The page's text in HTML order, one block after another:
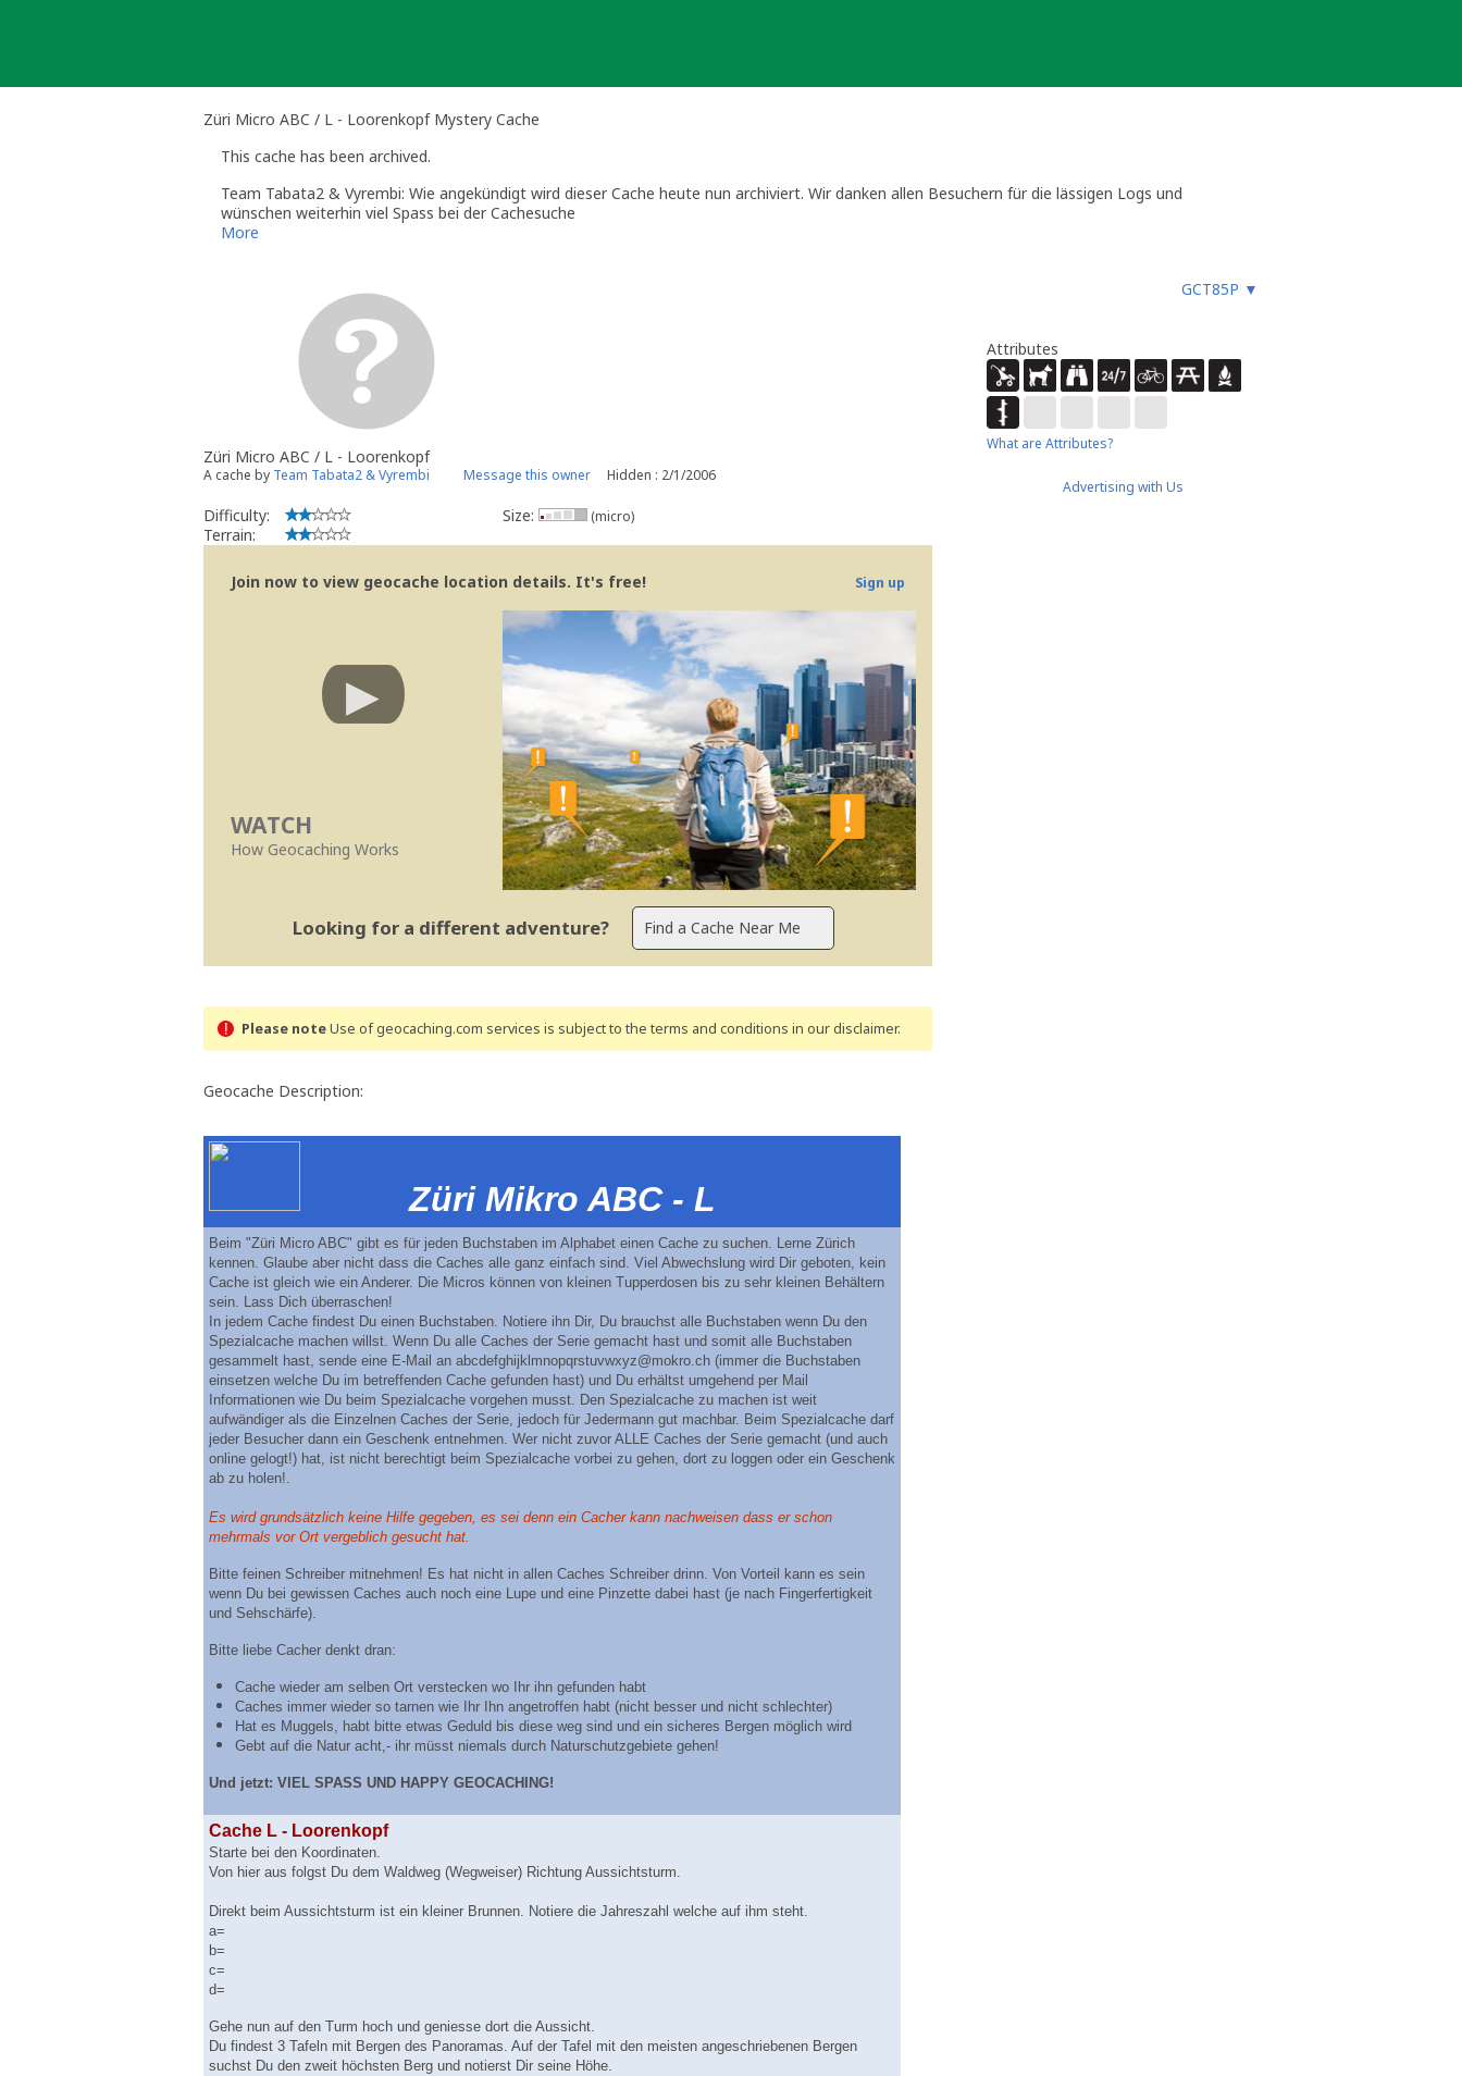
Züri Micro ABC / L - Loorenkopf Mystery Cache
This cache has been archived.
Team Tabata2 & Vyrembi: Wie angekündigt wird dieser Cache heute nun archiviert. Wir danken allen Besuchern für die lässigen Logs und
wünschen weiterhin viel Spass bei der Cachesuche
More
GCT85P ▼
Züri Micro ABC / L - Loorenkopf
A cache by Team Tabata2 & Vyrembi Message this owner Hidden : 2/1/2006
Difficulty:
Terrain:
Size: (micro)
Join now to view geocache location details. It's free! Sign up
WATCH
How Geocaching Works
Looking for a different adventure?
Please noteUse of geocaching.com services is subject to the terms and conditions in our disclaimer.
Geocache Description:
Züri Mikro ABC - L
Beim "Züri Micro ABC" gibt es für jeden Buchstaben im Alphabet einen Cache zu suchen. Lerne Zürich
kennen. Glaube aber nicht dass die Caches alle ganz einfach sind. Viel Abwechslung wird Dir geboten, kein
Cache ist gleich wie ein Anderer. Die Micros können von kleinen Tupperdosen bis zu sehr kleinen Behältern
sein. Lass Dich überraschen!
In jedem Cache findest Du einen Buchstaben. Notiere ihn Dir, Du brauchst alle Buchstaben wenn Du den
Spezialcache machen willst. Wenn Du alle Caches der Serie gemacht hast und somit alle Buchstaben
gesammelt hast, sende eine E-Mail an abcdefghijklmnopqrstuvwxyz@mokro.ch (immer die Buchstaben
einsetzen welche Du im betreffenden Cache gefunden hast) und Du erhältst umgehend per Mail
Informationen wie Du beim Spezialcache vorgehen musst. Den Spezialcache zu machen ist weit
aufwändiger als die Einzelnen Caches der Serie, jedoch für Jedermann gut machbar. Beim Spezialcache darf
jeder Besucher dann ein Geschenk entnehmen. Wer nicht zuvor ALLE Caches der Serie gemacht (und auch
online gelogt!) hat, ist nicht berechtigt beim Spezialcache vorbei zu gehen, dort zu loggen oder ein Geschenk
ab zu holen!.
Es wird grundsätzlich keine Hilfe gegeben, es sei denn ein Cacher kann nachweisen dass er schon
mehrmals vor Ort vergeblich gesucht hat.
Bitte feinen Schreiber mitnehmen! Es hat nicht in allen Caches Schreiber drinn. Von Vorteil kann es sein
wenn Du bei gewissen Caches auch noch eine Lupe und eine Pinzette dabei hast (je nach Fingerfertigkeit
und Sehschärfe).
Bitte liebe Cacher denkt dran:
Cache wieder am selben Ort verstecken wo Ihr ihn gefunden habt
Caches immer wieder so tarnen wie Ihr Ihn angetroffen habt (nicht besser und nicht schlechter)
Hat es Muggels, habt bitte etwas Geduld bis diese weg sind und ein sicheres Bergen möglich wird
Gebt auf die Natur acht,- ihr müsst niemals durch Naturschutzgebiete gehen!
Und jetzt: VIEL SPASS UND HAPPY GEOCACHING!
Cache L - Loorenkopf
Starte bei den Koordinaten.
Von hier aus folgst Du dem Waldweg (Wegweiser) Richtung Aussichtsturm.
Direkt beim Aussichtsturm ist ein kleiner Brunnen. Notiere die Jahreszahl welche auf ihm steht.
a=
b=
c=
d=
Gehe nun auf den Turm hoch und geniesse dort die Aussicht.
Du findest 3 Tafeln mit Bergen des Panoramas. Auf der Tafel mit den meisten angeschriebenen Bergen
suchst Du den zweit höchsten Berg und notierst Dir seine Höhe.
Attributes
What are Attributes?
Advertising with Us